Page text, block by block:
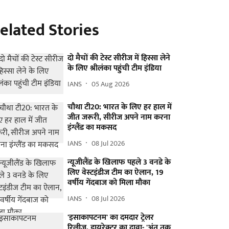
Stories
दो मैचों की टेस्ट सीरीज में हिस्सा लेने
के लिए श्रीलंका पहुंची टीम इंडिया
IANS 05 Aug 2026
चौथा टी20: भारत के लिए हर हाल में
जीत जरूरी, सीरीज अपने नाम करना
इंग्लैंड का मकसद
IANS 08 Jul 2026
न्यूजीलैंड के खिलाफ पहले 3 वनडे के
लिए वेस्टइंडीज टीम का ऐलान, 19
वर्षीय गेंदबाज को मिला मौका
IANS 08 Jul 2026
'इसाकापटनम' का दमदार ट्रेलर